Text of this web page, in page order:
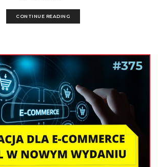
CONTINUE READING